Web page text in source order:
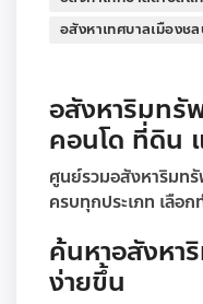
อสังหาเทศบาลเมืองช
อสังหาริมทรั
คอนโด ที่ดิน
ศูนย์รวมอสังหาริมท
ครบทุกประเภท เลือก
ค้นหาอสังหา
ง่ายขึ้น